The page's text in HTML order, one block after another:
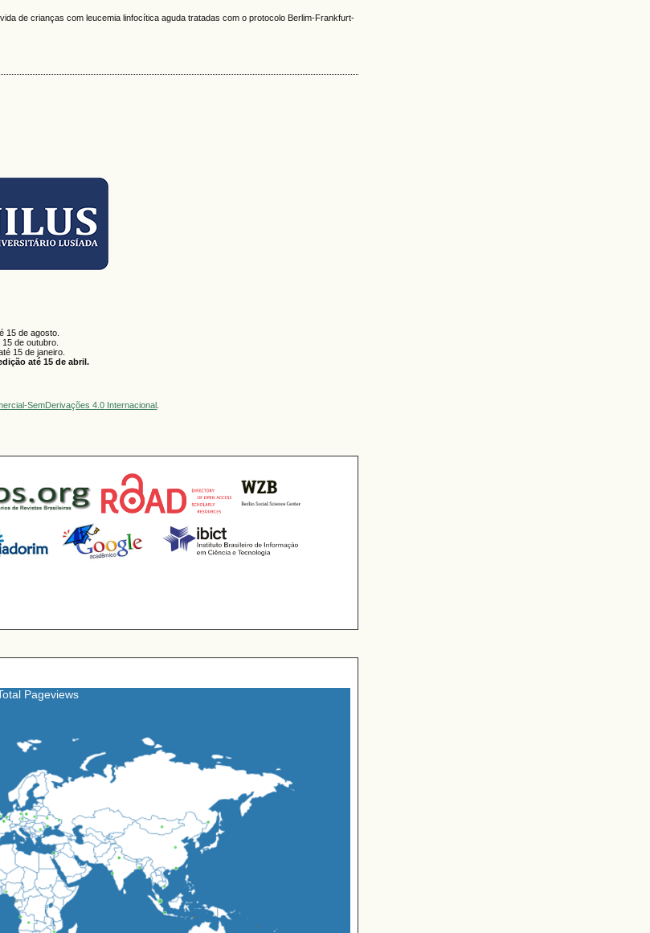
de crianças com leucemia linfocítica aguda tratadas com o protocolo Berlim-Frankfurt-
15 de agosto.
de outubro.
15 de janeiro.
até 15 de abril.
SemDerivações 4.0 Internacional
Pageviews